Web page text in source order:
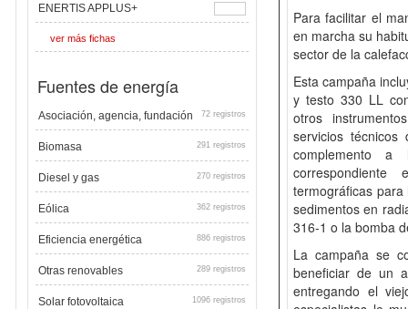
ENERTIS APPLUS+
ver más fichas
Fuentes de energía
Asociación, agencia, fundación 72 registros
Biomasa 291 registros
Diesel y gas 270 registros
Eólica 362 registros
Eficiencia energética 886 registros
Otras renovables 289 registros
Solar fotovoltaica 1096 registros
Para facilitar el
en marcha su
sector de la
Esta campaña
y testo 330 LL
otros
servicios
complemento a
termográficas
sedimentos en
316-1 o la bomba
La campaña se
beneficiar de un
entregando el